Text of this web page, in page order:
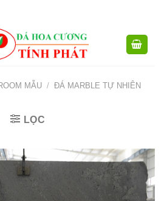
MẪU / ĐÁ MARBLE TỰ NHIÊN
LỌC